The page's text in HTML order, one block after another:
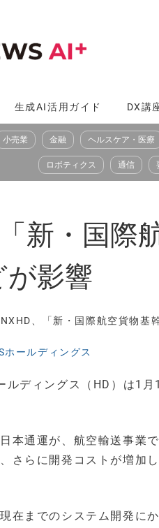
生成AI活用ガイド DX講
小売業 金融 ヘルスケア・医療
ロボティクス 通信
新・国際
が影響
、「新・国際航空貨物基
ホールディングス
ルディングス（HD）は1
本通運が、航空輸送事業
さらに開発コストが増加
在までのシステム開発に